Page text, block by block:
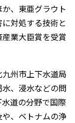
、東亜グラウト
対処する技術と
業大臣賞を受賞
州市上下水道局
、浸水などの問
道の分野で国際
、ベトナムの浄